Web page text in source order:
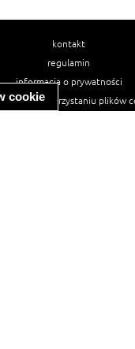
cookie
kontakt
regulamin
informacja o prywatności
o wykorzystaniu plików